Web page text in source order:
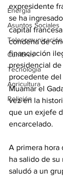
Energia
Asuntos Sociales
Telecomunicación
Cumbres
Tecnología
Agricultura
Religión
expresidente
se ha
capital
condena de
financiación
presidencial
procedente
Muamar el
vez en la
que un exjefe
encarcelado.
A primera hora
ha salido de su
saludó a un